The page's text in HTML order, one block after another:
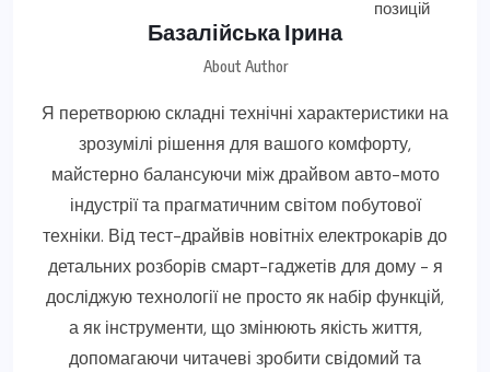
Базалійська Ірина
About Author
Я перетворюю складні технічні характеристики на
зрозумілі рішення для вашого комфорту,
майстерно балансуючи між драйвом авто-мото
індустрії та прагматичним світом побутової
техніки. Від тест-драйвів новітніх електрокарів до
детальних розборів смарт-гаджетів для дому - я
досліджую технології не просто як набір функцій,
а як інструменти, що змінюють якість життя,
допомагаючи читачеві зробити свідомий та